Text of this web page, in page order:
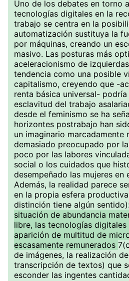
Uno de los debates en torno
tecnologías digitales en la
trabajo se centra en la
automatización sustituya la
por máquinas, creando un
masivo. Las posturas más
aceleracionismo de
tendencia como una posible
capitalismo, creyendo que -
renta básica universal-
esclavitud del trabajo
desde el feminismo se ha
horizontes postrabajo han
un imaginario marcadamente
demasiado preocupado por
poco por las labores
social o los cuidados que
desempeñado las mujeres en
Además, la realidad parece
en la propia esfera
distinción tiene algún
situación de abundancia
libre, las tecnologías
aparición de multitud de
escasamente remunerados
de imágenes, la realización
transcripción de textos) que
esconder las ingentes